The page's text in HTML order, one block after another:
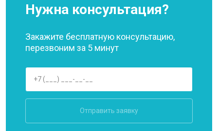
Нужна консультация?
Закажите бесплатную консультацию,
перезвоним за 5 минут
Отправить заявку